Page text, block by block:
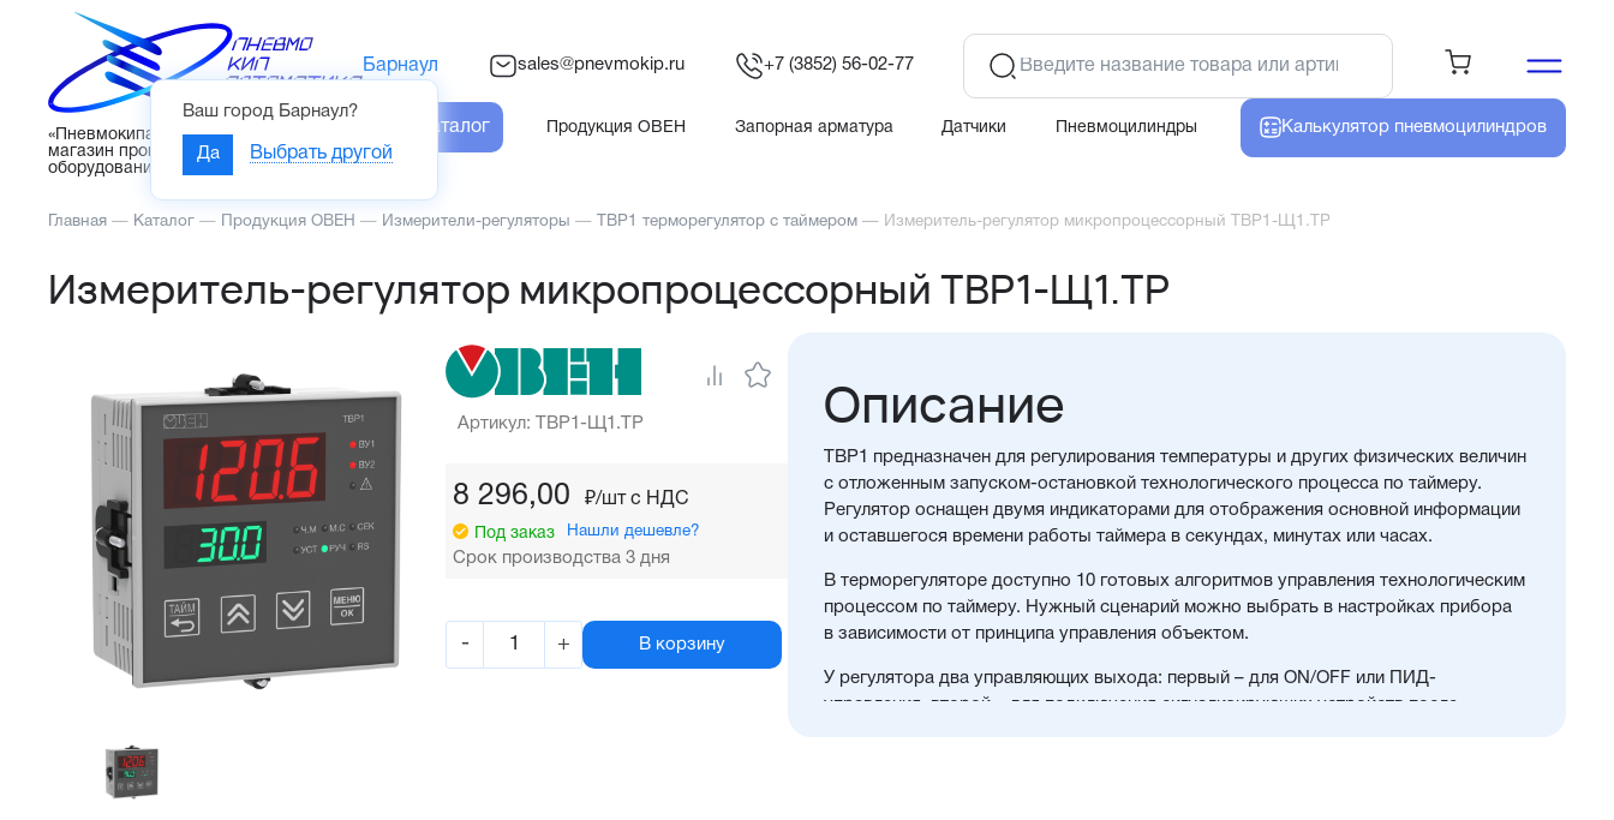
«Пневмокипавтоматика» – интернет-
магазин промышленного
оборудования
Барнаул
Ваш город Барнаул?
Да Выбрать другой
sales@pnevmokip.ru +7 (3852) 56-02-77
Каталог Продукция ОВЕН Запорная арматура Датчики Пневмоцилиндры Калькулятор пневмоцилиндров
Главная — Каталог — Продукция ОВЕН — Измерители-регуляторы — ТВР1 терморегулятор с таймером — Измеритель-регулятор микропроцессорный ТВР1-Щ1.ТР
Измеритель-регулятор микропроцессорный ТВР1-Щ1.ТР
Артикул: ТВР1-Щ1.ТР
8 296,00 ₽/шт c НДС
Под заказ Нашли дешевле?
Срок производства 3 дня
- + В корзину
Описание
ТВР1 предназначен для регулирования температуры и других физических величин
с отложенным запуском-остановкой технологического процесса по таймеру.
Регулятор оснащен двумя индикаторами для отображения основной информации
и оставшегося времени работы таймера в секундах, минутах или часах.
В терморегуляторе доступно 10 готовых алгоритмов управления технологическим
процессом по таймеру. Нужный сценарий можно выбрать в настройках прибора
в зависимости от принципа управления объектом.
У регулятора два управляющих выхода: первый – для ON/OFF или ПИД-
управления, второй – для подключения сигнализирующих устройств после